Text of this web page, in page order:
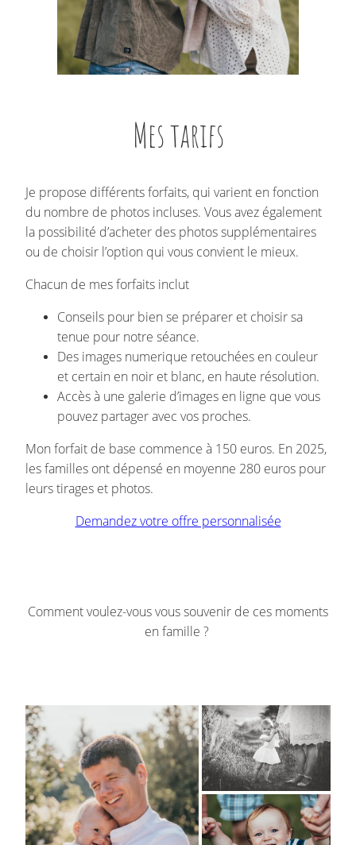
Mes tarifs
Je propose différents forfaits, qui varient en fonction
du nombre de photos incluses. Vous avez également
la possibilité d’acheter des photos supplémentaires
ou de choisir l’option qui vous convient le mieux.
Chacun de mes forfaits inclut
Conseils pour bien se préparer et choisir sa
tenue pour notre séance.
Des images numerique retouchées en couleur
et certain en noir et blanc, en haute résolution.
Accès à une galerie d’images en ligne que vous
pouvez partager avec vos proches.
Mon forfait de base commence à 150 euros. En 2025,
les familles ont dépensé en moyenne 280 euros pour
leurs tirages et photos.
Demandez votre offre personnalisée
Comment voulez-vous vous souvenir de ces moments
en famille ?